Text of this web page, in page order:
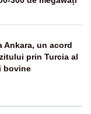
Ankara, un acord
prin Turcia al
bovine